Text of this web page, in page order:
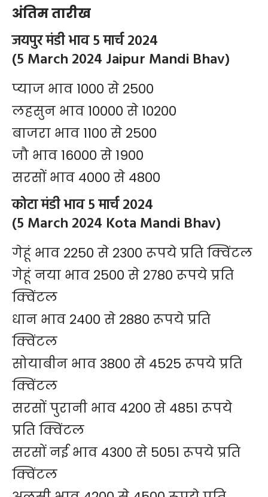
अंतिम तारीख
जयपुर मंडी भाव 5 मार्च 2024
(5 March 2024 Jaipur Mandi Bhav)
प्याज भाव 1000 से 2500
लहसुन भाव 10000 से 10200
बाजरा भाव 1100 से 2500
जौ भाव 16000 से 1900
सरसों भाव 4000 से 4800
कोटा मंडी भाव 5 मार्च 2024
(5 March 2024 Kota Mandi Bhav)
गेहूं भाव 2250 से 2300 रूपये प्रति क्विंटल
गेहूं नया भाव 2500 से 2780 रूपये प्रति
क्विंटल
धान भाव 2400 से 2880 रूपये प्रति
क्विंटल
सोयाबीन भाव 3800 से 4525 रूपये प्रति
क्विंटल
सरसों पुरानी भाव 4200 से 4851 रूपये
प्रति क्विंटल
सरसों नई भाव 4300 से 5051 रूपये प्रति
क्विंटल